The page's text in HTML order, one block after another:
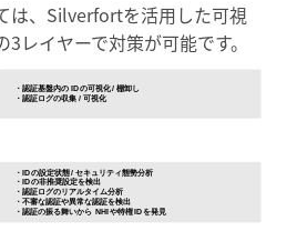
は、Silverfortを活用した可視
レイヤーで対策が可能です。
・ IDの設定状態/ セキュリティ態勢分析
・ IDの非推奨設定を検出
・認証ログのリアルタイム分析
・不審な認証や異常な認証を検出
・認証の振る舞いから NHIや特権IDを発見
・認証基盤内の IDの可視化/ 棚卸し
・認証ログの収集 / 可視化